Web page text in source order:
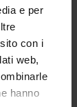
e per
con i
web,
hanno